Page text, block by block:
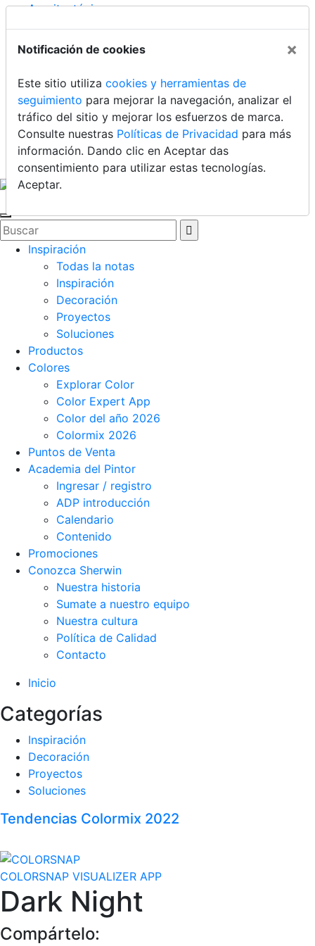
Arquitectónico
Contacto
Dónde comprar
Argentina
Chile
Brasil
México
Ecuador
Inspiración
Todas la notas
Inspiración
Decoración
Proyectos
Soluciones
Productos
Colores
Explorar Color
Color Expert App
Color del año 2026
Colormix 2026
Puntos de Venta
Academia del Pintor
Ingresar / registro
ADP introducción
Calendario
Contenido
Promociones
Conozca Sherwin
Nuestra historia
Sumate a nuestro equipo
Nuestra cultura
Política de Calidad
Contacto
Inicio
Categorías
Inspiración
Decoración
Proyectos
Soluciones
Tendencias Colormix 2022
COLORSNAP VISUALIZER APP
Dark Night
Compártelo:
×
Notificación de cookies
Este sitio utiliza cookies y herramientas de
seguimiento para mejorar la navegación, analizar el
tráfico del sitio y mejorar los esfuerzos de marca.
Consulte nuestras Políticas de Privacidad para más
información. Dando clic en Aceptar das
consentimiento para utilizar estas tecnologías.
Aceptar.